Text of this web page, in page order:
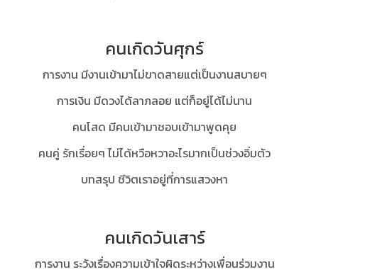
คนเกิดวันศุกร์
การงาน มีงานเข้ามาไม่ขาดสายแต่เป็นงานสบายๆ
การเงิน มีดวงได้ลาภลอย แต่ก็อยู่ได้ไม่นาน
คนโสด มีคนเข้ามาชอบเข้ามาพูดคุย
คนคู่ รักเรื่อยๆ ไม่ได้หวือหวาอะไรมากเป็นช่วงอิ่มตัว
บทสรุป ชีวิตเราอยู่ที่การแสวงหา
คนเกิดวันเสาร์
การงาน ระวังเรื่องความเข้าใจผิดระหว่างเพื่อนร่วมงาน